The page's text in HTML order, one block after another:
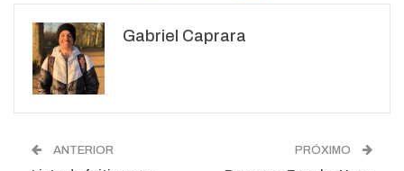
WhatsApp
Gabriel Caprara
ANTERIOR PRÓXIMO